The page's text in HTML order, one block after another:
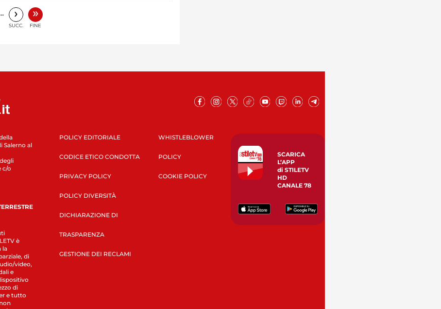
›
SUCC.
»
FINE
Salerno al
c/o
è
la
di
video,
e
di
e tutto
POLICY EDITORIALE
CODICE ETICO CONDOTTA
PRIVACY POLICY
POLICY DIVERSITÀ
DICHIARAZIONE DI
TRASPARENZA
GESTIONE DEI RECLAMI
WHISTLEBLOWER
POLICY
COOKIE POLICY
SCARICA
L’APP
di STILETV
HD
CANALE 78